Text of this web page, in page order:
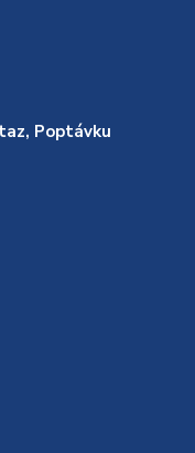
Poptávku